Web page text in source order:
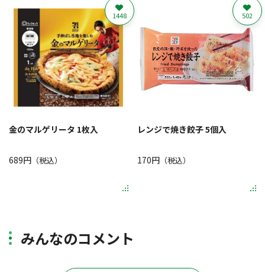
金のマルゲリータ 1枚入
689円 （税込）
1448
レンジで焼き餃子 5個入
170円（税込）
502
みんなのコメント